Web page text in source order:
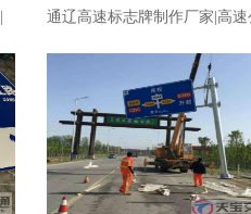
通辽高速标志牌制作厂家|高速